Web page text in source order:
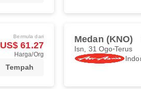
Bermula dari
US$ 61.27
Harga/Org
Tempah
Medan (KNO)
Isn, 31 Ogo Terus